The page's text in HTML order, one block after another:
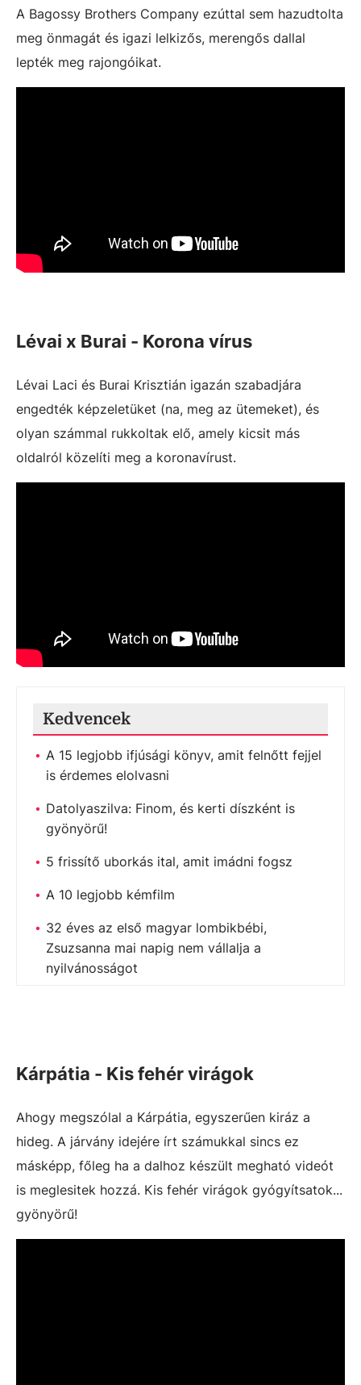
A Bagossy Brothers Company ezúttal sem hazudtolta
meg önmagát és igazi lelkizős, merengős dallal
lepték meg rajongóikat.
Lévai x Burai - Korona vírus
Lévai Laci és Burai Krisztián igazán szabadjára
engedték képzeletüket (na, meg az ütemeket), és
olyan számmal rukkoltak elő, amely kicsit más
oldalról közelíti meg a koronavírust.
Kedvencek
A 15 legjobb ifjúsági könyv, amit felnőtt fejjel
is érdemes elolvasni
Datolyaszilva: Finom, és kerti díszként is
gyönyörű!
5 frissítő uborkás ital, amit imádni fogsz
A 10 legjobb kémfilm
32 éves az első magyar lombikbébi,
Zsuzsanna mai napig nem vállalja a
nyilvánosságot
Kárpátia - Kis fehér virágok
Ahogy megszólal a Kárpátia, egyszerűen kiráz a
hideg. A járvány idejére írt számukkal sincs ez
másképp, főleg ha a dalhoz készült megható videót
is meglesitek hozzá. Kis fehér virágok gyógyítsatok...
gyönyörű!